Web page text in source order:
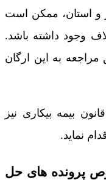
و استان، ممکن است
وجود داشته باشد.
مراجعه به این ارگان
دعاوی مربوط به ماده 6 قانون بیمه بیکاری نیز
نماید.
پرونده های حل